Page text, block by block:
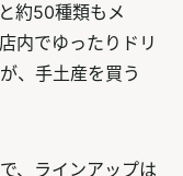
約50種類もメ
内でゆったりドリ
、手土産を買う
、ラインアップは